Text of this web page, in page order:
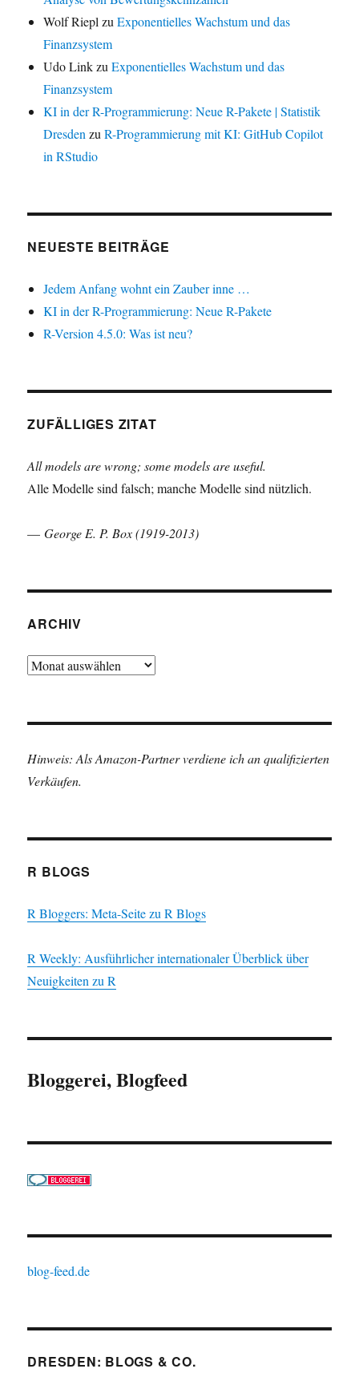
Wolf Riepl zuExponentielles Wachstum und das
Finanzsystem
Udo LinkzuExponentielles Wachstum und das
Finanzsystem
KI in der R-Programmierung: Neue R-Pakete | Statistik
Dresden zuR-Programmierung mit KI: GitHub Copilot
in RStudio
NEUESTE BEITRÄGE
Jedem Anfang wohnt ein Zauber inne …
KI in der R-Programmierung: Neue R-Pakete
R-Version 4.5.0: Was ist neu?
ZUFÄLLIGES ZITAT
All models are wrong; some models are useful.
Alle Modelle sind falsch; manche Modelle sind nützlich.
—George E. P. Box (1919-2013)
ARCHIV
Archiv
Hinweis: Als Amazon-Partner verdiene ich an qualifizierten
Verkäufen.
R BLOGS
R Bloggers: Meta-Seite zu R Blogs
R Weekly: Ausführlicher internationaler Überblick über
Neuigkeiten zu R
Bloggerei, Blogfeed
blog-feed.de
DRESDEN: BLOGS & CO.